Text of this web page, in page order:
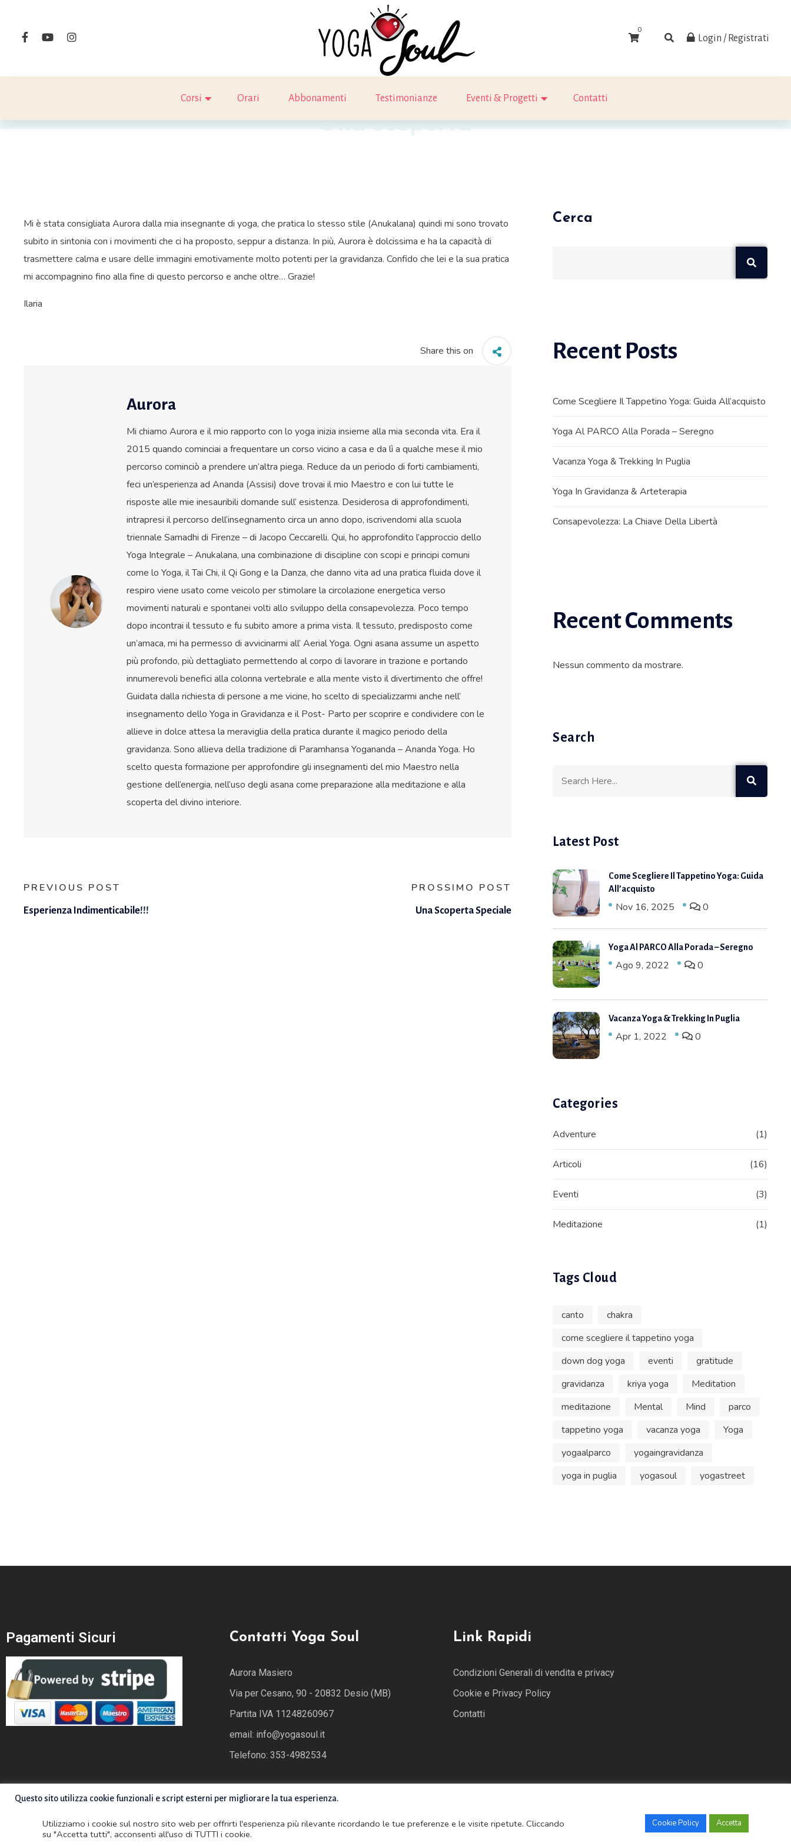
0
Login / Registrati
Corsi Orari Abbonamenti Testimonianze Eventi & Progetti Contatti
Una scoperta
Mi è stata consigliata Aurora dalla mia insegnante di yoga, che pratica lo stesso stile (Anukalana) quindi mi sono trovato
subito in sintonia con i movimenti che ci ha proposto, seppur a distanza. In più, Aurora è dolcissima e ha la capacità di
trasmettere calma e usare delle immagini emotivamente molto potenti per la gravidanza. Confido che lei e la sua pratica
mi accompagnino fino alla fine di questo percorso e anche oltre… Grazie!
Ilaria
Share this on
Aurora
Mi chiamo Aurora e il mio rapporto con lo yoga inizia insieme alla mia seconda vita. Era il
2015 quando cominciai a frequentare un corso vicino a casa e da lì a qualche mese il mio
percorso cominciò a prendere un’altra piega. Reduce da un periodo di forti cambiamenti,
feci un’esperienza ad Ananda (Assisi) dove trovai il mio Maestro e con lui tutte le
risposte alle mie inesauribili domande sull’ esistenza. Desiderosa di approfondimenti,
intrapresi il percorso dell’insegnamento circa un anno dopo, iscrivendomi alla scuola
triennale Samadhi di Firenze – di Jacopo Ceccarelli. Qui, ho approfondito l’approccio dello
Yoga Integrale – Anukalana, una combinazione di discipline con scopi e principi comuni
come lo Yoga, il Tai Chi, il Qi Gong e la Danza, che danno vita ad una pratica fluida dove il
respiro viene usato come veicolo per stimolare la circolazione energetica verso
movimenti naturali e spontanei volti allo sviluppo della consapevolezza. Poco tempo
dopo incontrai il tessuto e fu subito amore a prima vista. Il tessuto, predisposto come
un’amaca, mi ha permesso di avvicinarmi all’ Aerial Yoga. Ogni asana assume un aspetto
più profondo, più dettagliato permettendo al corpo di lavorare in trazione e portando
innumerevoli benefici alla colonna vertebrale e alla mente visto il divertimento che offre!
Guidata dalla richiesta di persone a me vicine, ho scelto di specializzarmi anche nell’
insegnamento dello Yoga in Gravidanza e il Post- Parto per scoprire e condividere con le
allieve in dolce attesa la meraviglia della pratica durante il magico periodo della
gravidanza. Sono allieva della tradizione di Paramhansa Yogananda – Ananda Yoga. Ho
scelto questa formazione per approfondire gli insegnamenti del mio Maestro nella
gestione dell’energia, nell’uso degli asana come preparazione alla meditazione e alla
scoperta del divino interiore.
PREVIOUS POST
Esperienza Indimenticabile!!!
PROSSIMO POST
Una Scoperta Speciale
Cerca
Recent Posts
Come Scegliere Il Tappetino Yoga: Guida All’acquisto
Yoga Al PARCO Alla Porada – Seregno
Vacanza Yoga & Trekking In Puglia
Yoga In Gravidanza & Arteterapia
Consapevolezza: La Chiave Della Libertà
Recent Comments
Nessun commento da mostrare.
Search
Latest Post
Come Scegliere Il Tappetino Yoga: Guida
All’acquisto
Nov 16, 2025 0
Yoga Al PARCO Alla Porada – Seregno
Ago 9, 2022 0
Vacanza Yoga & Trekking In Puglia
Apr 1, 2022 0
Categories
Adventure (1)
Articoli (16)
Eventi (3)
Meditazione (1)
Tags Cloud
canto
chakra
come scegliere il tappetino yoga
down dog yoga
eventi
gratitude
gravidanza
kriya yoga
Meditation
meditazione
Mental Mind
parco
tappetino yoga
vacanza yoga
Yoga
yogaalparco
yogaingravidanza
yoga in puglia
yogasoul yogastreet
Pagamenti Sicuri Contatti Yoga Soul
Aurora Masiero
Via per Cesano, 90 - 20832 Desio (MB)
Partita IVA 11248260967
email: info@yogasoul.it
Telefono: 353-4982534
Link Rapidi
Condizioni Generali di vendita e privacy
Cookie e Privacy Policy
Contatti
Questo sito utilizza cookie funzionali e script esterni per migliorare la tua esperienza.
Utilizziamo i cookie sul nostro sito web per offrirti l'esperienza più rilevante ricordando le tue preferenze e le visite ripetute. Cliccando
su "Accetta tutti", acconsenti all'uso di TUTTI i cookie.
Cookie Policy Accetta